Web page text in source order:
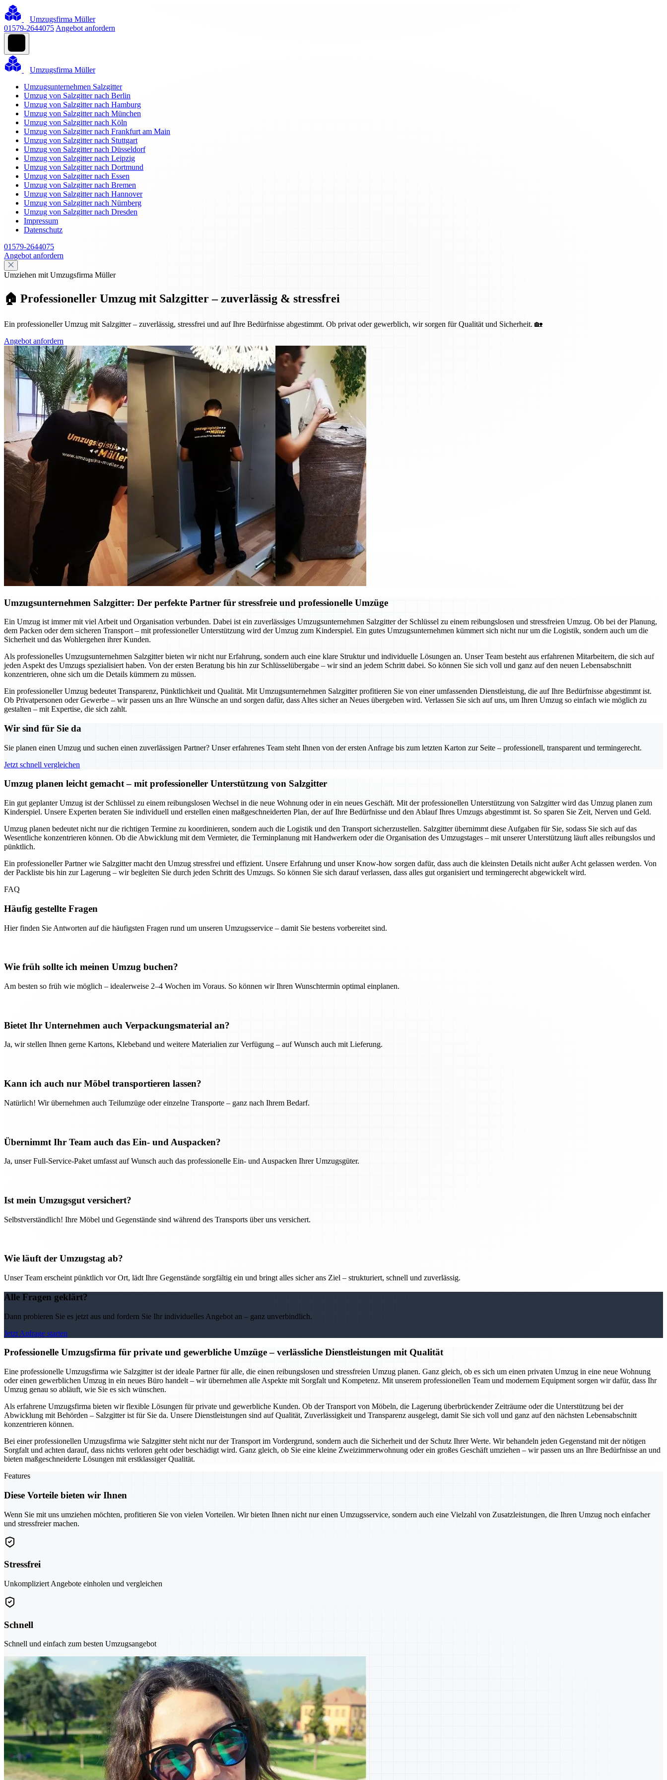
Umzugsfirma Müller
01579-2644075 Angebot anfordern
Umzugsfirma Müller
Umzugsunternehmen Salzgitter
Umzug von Salzgitter nach Berlin
Umzug von Salzgitter nach Hamburg
Umzug von Salzgitter nach München
Umzug von Salzgitter nach Köln
Umzug von Salzgitter nach Frankfurt am Main
Umzug von Salzgitter nach Stuttgart
Umzug von Salzgitter nach Düsseldorf
Umzug von Salzgitter nach Leipzig
Umzug von Salzgitter nach Dortmund
Umzug von Salzgitter nach Essen
Umzug von Salzgitter nach Bremen
Umzug von Salzgitter nach Hannover
Umzug von Salzgitter nach Nürnberg
Umzug von Salzgitter nach Dresden
Impressum
Datenschutz
01579-2644075
Angebot anfordern
Umziehen mit Umzugsfirma Müller
🏠 Professioneller Umzug mit Salzgitter – zuverlässig & stressfrei
Ein professioneller Umzug mit Salzgitter – zuverlässig, stressfrei und auf Ihre Bedürfnisse abgestimmt. Ob privat oder gewerblich, wir sorgen für Qualität und Sicherheit. 🏡
Angebot anfordern
Umzugsunternehmen Salzgitter: Der perfekte Partner für stressfreie und professionelle Umzüge
Ein Umzug ist immer mit viel Arbeit und Organisation verbunden. Dabei ist ein zuverlässiges Umzugsunternehmen Salzgitter der Schlüssel zu einem reibungslosen und stressfreien Umzug. Ob bei der Planung,
dem Packen oder dem sicheren Transport – mit professioneller Unterstützung wird der Umzug zum Kinderspiel. Ein gutes Umzugsunternehmen kümmert sich nicht nur um die Logistik, sondern auch um die
Sicherheit und das Wohlergehen ihrer Kunden.
Als professionelles Umzugsunternehmen Salzgitter bieten wir nicht nur Erfahrung, sondern auch eine klare Struktur und individuelle Lösungen an. Unser Team besteht aus erfahrenen Mitarbeitern, die sich auf
jeden Aspekt des Umzugs spezialisiert haben. Von der ersten Beratung bis hin zur Schlüsselübergabe – wir sind an jedem Schritt dabei. So können Sie sich voll und ganz auf den neuen Lebensabschnitt
konzentrieren, ohne sich um die Details kümmern zu müssen.
Ein professioneller Umzug bedeutet Transparenz, Pünktlichkeit und Qualität. Mit Umzugsunternehmen Salzgitter profitieren Sie von einer umfassenden Dienstleistung, die auf Ihre Bedürfnisse abgestimmt ist.
Ob Privatpersonen oder Gewerbe – wir passen uns an Ihre Wünsche an und sorgen dafür, dass Altes sicher an Neues übergeben wird. Verlassen Sie sich auf uns, um Ihren Umzug so einfach wie möglich zu
gestalten – mit Expertise, die sich zahlt.
Wir sind für Sie da
Sie planen einen Umzug und suchen einen zuverlässigen Partner? Unser erfahrenes Team steht Ihnen von der ersten Anfrage bis zum letzten Karton zur Seite – professionell, transparent und termingerecht.
Jetzt schnell vergleichen
Umzug planen leicht gemacht – mit professioneller Unterstützung von Salzgitter
Ein gut geplanter Umzug ist der Schlüssel zu einem reibungslosen Wechsel in die neue Wohnung oder in ein neues Geschäft. Mit der professionellen Unterstützung von Salzgitter wird das Umzug planen zum
Kinderspiel. Unsere Experten beraten Sie individuell und erstellen einen maßgeschneiderten Plan, der auf Ihre Bedürfnisse und den Ablauf Ihres Umzugs abgestimmt ist. So sparen Sie Zeit, Nerven und Geld.
Umzug planen bedeutet nicht nur die richtigen Termine zu koordinieren, sondern auch die Logistik und den Transport sicherzustellen. Salzgitter übernimmt diese Aufgaben für Sie, sodass Sie sich auf das
Wesentliche konzentrieren können. Ob die Abwicklung mit dem Vermieter, die Terminplanung mit Handwerkern oder die Organisation des Umzugstages – mit unserer Unterstützung läuft alles reibungslos und
pünktlich.
Ein professioneller Partner wie Salzgitter macht den Umzug stressfrei und effizient. Unsere Erfahrung und unser Know-how sorgen dafür, dass auch die kleinsten Details nicht außer Acht gelassen werden. Von
der Packliste bis hin zur Lagerung – wir begleiten Sie durch jeden Schritt des Umzugs. So können Sie sich darauf verlassen, dass alles gut organisiert und termingerecht abgewickelt wird.
FAQ
Häufig gestellte Fragen
Hier finden Sie Antworten auf die häufigsten Fragen rund um unseren Umzugsservice – damit Sie bestens vorbereitet sind.
Wie früh sollte ich meinen Umzug buchen?
Am besten so früh wie möglich – idealerweise 2–4 Wochen im Voraus. So können wir Ihren Wunschtermin optimal einplanen.
Bietet Ihr Unternehmen auch Verpackungsmaterial an?
Ja, wir stellen Ihnen gerne Kartons, Klebeband und weitere Materialien zur Verfügung – auf Wunsch auch mit Lieferung.
Kann ich auch nur Möbel transportieren lassen?
Natürlich! Wir übernehmen auch Teilumzüge oder einzelne Transporte – ganz nach Ihrem Bedarf.
Übernimmt Ihr Team auch das Ein- und Auspacken?
Ja, unser Full-Service-Paket umfasst auf Wunsch auch das professionelle Ein- und Auspacken Ihrer Umzugsgüter.
Ist mein Umzugsgut versichert?
Selbstverständlich! Ihre Möbel und Gegenstände sind während des Transports über uns versichert.
Wie läuft der Umzugstag ab?
Unser Team erscheint pünktlich vor Ort, lädt Ihre Gegenstände sorgfältig ein und bringt alles sicher ans Ziel – strukturiert, schnell und zuverlässig.
Alle Fragen geklärt?
Dann probieren Sie es jetzt aus und fordern Sie Ihr individuelles Angebot an – ganz unverbindlich.
Jetzt Anfrage starten
Professionelle Umzugsfirma für private und gewerbliche Umzüge – verlässliche Dienstleistungen mit Qualität
Eine professionelle Umzugsfirma wie Salzgitter ist der ideale Partner für alle, die einen reibungslosen und stressfreien Umzug planen. Ganz gleich, ob es sich um einen privaten Umzug in eine neue Wohnung
oder einen gewerblichen Umzug in ein neues Büro handelt – wir übernehmen alle Aspekte mit Sorgfalt und Kompetenz. Mit unserem professionellen Team und modernem Equipment sorgen wir dafür, dass Ihr
Umzug genau so abläuft, wie Sie es sich wünschen.
Als erfahrene Umzugsfirma bieten wir flexible Lösungen für private und gewerbliche Kunden. Ob der Transport von Möbeln, die Lagerung überbrückender Zeiträume oder die Unterstützung bei der
Abwicklung mit Behörden – Salzgitter ist für Sie da. Unsere Dienstleistungen sind auf Qualität, Zuverlässigkeit und Transparenz ausgelegt, damit Sie sich voll und ganz auf den nächsten Lebensabschnitt
konzentrieren können.
Bei einer professionellen Umzugsfirma wie Salzgitter steht nicht nur der Transport im Vordergrund, sondern auch die Sicherheit und der Schutz Ihrer Werte. Wir behandeln jeden Gegenstand mit der nötigen
Sorgfalt und achten darauf, dass nichts verloren geht oder beschädigt wird. Ganz gleich, ob Sie eine kleine Zweizimmerwohnung oder ein großes Geschäft umziehen – wir passen uns an Ihre Bedürfnisse an und
bieten maßgeschneiderte Lösungen mit erstklassiger Qualität.
Features
Diese Vorteile bieten wir Ihnen
Wenn Sie mit uns umziehen möchten, profitieren Sie von vielen Vorteilen. Wir bieten Ihnen nicht nur einen Umzugsservice, sondern auch eine Vielzahl von Zusatzleistungen, die Ihren Umzug noch einfacher
und stressfreier machen.
Stressfrei
Unkompliziert Angebote einholen und vergleichen
Schnell
Schnell und einfach zum besten Umzugsangebot